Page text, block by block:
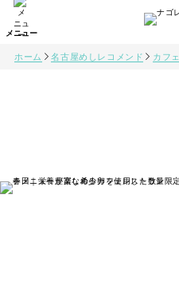
ホーム 名古屋めしレコメンド カフ